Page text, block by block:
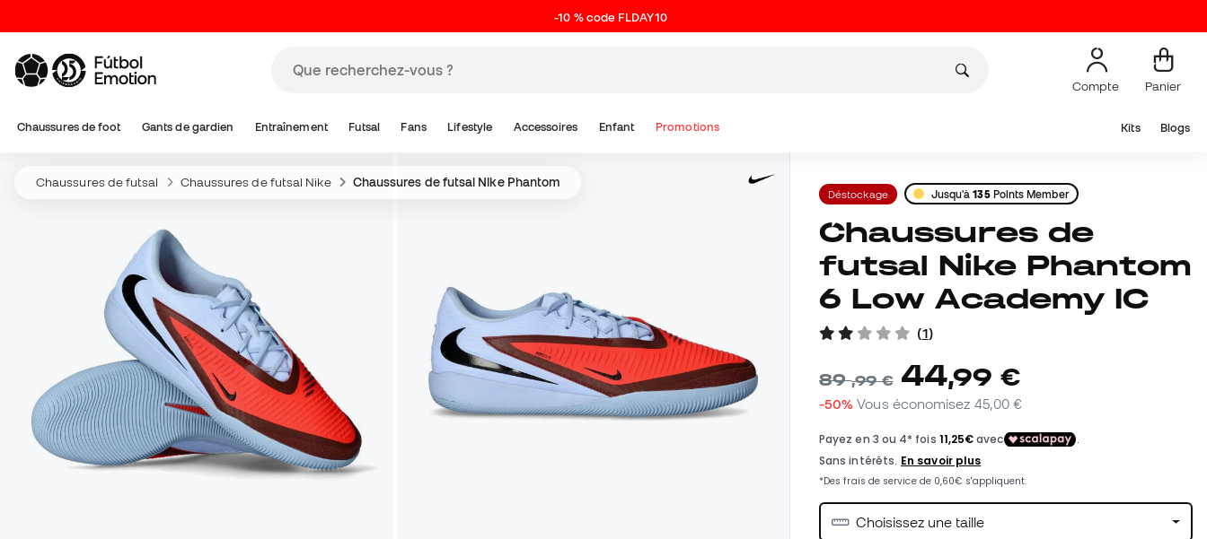
-10 % code FLDAY10
Compte Panier
Chaussures de foot Gants de gardien Entraînement Futsal Fans Lifestyle Accessoires Enfant Promotions Kits Blogs
Chaussures de futsal Chaussures de futsal Nike Chaussures de futsal Nike Phantom
Déstockage Jusqu'à135Points Member
Chaussures de
futsal Nike Phantom
6 Low Academy IC
(1)
89,99 € 44,99 €
-50% Vous économisez 45,00 €
Choisissez une taille